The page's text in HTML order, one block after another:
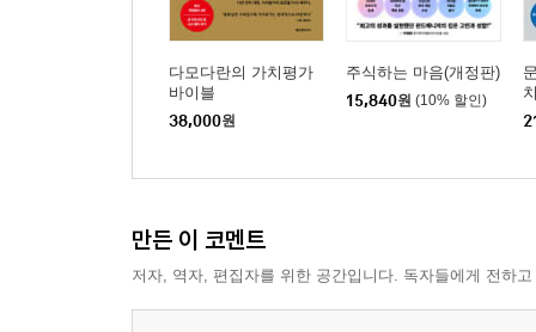
다모다란의 가치평가
바이블
38,000원
주식하는 마음(개정판)
15,840원 (10% 할인)
만든 이 코멘트
저자, 역자, 편집자를 위한 공간입니다. 독자들에게 전하